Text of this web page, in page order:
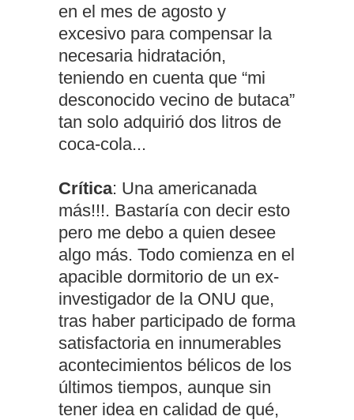
en el mes de agosto y
excesivo para compensar la
necesaria hidratación,
teniendo en cuenta que “mi
desconocido vecino de butaca”
tan solo adquirió dos litros de
coca-cola...
Crítica: Una americanada
más!!!. Bastaría con decir esto
pero me debo a quien desee
algo más. Todo comienza en el
apacible dormitorio de un ex-
investigador de la ONU que,
tras haber participado de forma
satisfactoria en innumerables
acontecimientos bélicos de los
últimos tiempos, aunque sin
tener idea en calidad de qué,